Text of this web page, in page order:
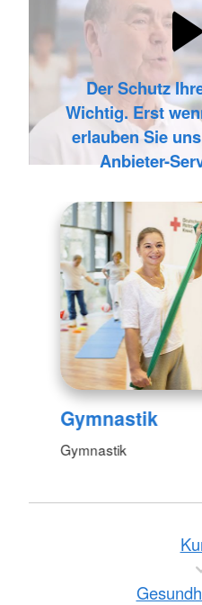
Der Schutz
Wichtig. Erst
erlauben Sie
Anbieter-
Gymnastik
Gymnastik